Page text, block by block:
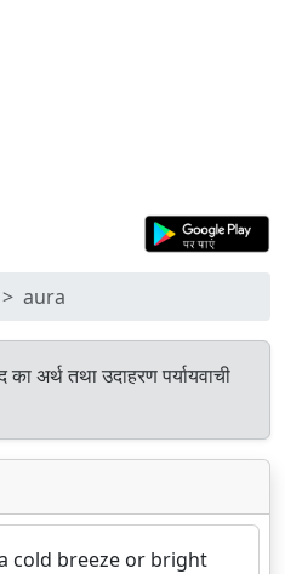
aura
का अर्थ तथा उदाहरण पर्यायवाची
cold breeze or bright